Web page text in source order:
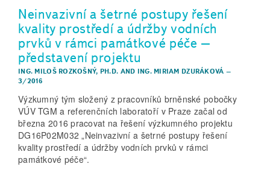
Neinvazivní a šetrné postupy řešení
kvality prostředí a údržby vodních
prvků v rámci památkové péče –
představení projektu
ING. MILOŠ ROZKOŠNÝ, PH.D. AND ING. MIRIAM DZURÁKOVÁ –
3/2016
Výzkumný tým složený z pracovníků brněnské pobočky
VÚV TGM a referenčních laboratoří v Praze začal od
března 2016 pracovat na řešení výzkumného projektu
DG16P02M032 „Neinvazivní a šetrné postupy řešení
kvality prostředí a údržby vodních prvků v rámci
památkové péče“.